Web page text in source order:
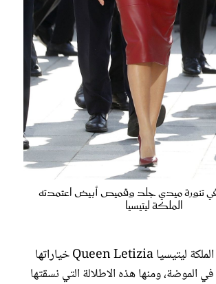
تنورة ميدي جلد وقميص أبيض اعتمدته
الملكة ليتيسيا
من المعروف عن الملكة ليتيسيا Queen Letizia خياراتها
في الموضة، ومنها هذه الاطلالة التي نسقتها